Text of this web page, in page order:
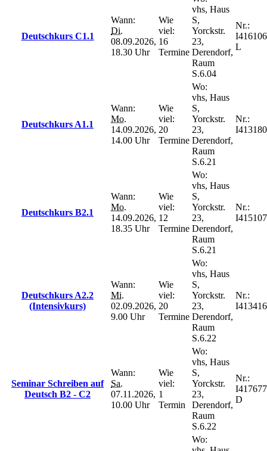
Deutschkurs C1.1
Wann:
Di.
08.09.2026,
18.30 Uhr
Wie
viel:
16
Termine
vhs, Haus
S,
Yorckstr.
23,
Derendorf,
Raum
S.6.04
Nr.:
L
Deutschkurs A1.1
Wann:
Mo.
14.09.2026,
14.00 Uhr
Wie
viel:
20
Termine
Wo:
vhs, Haus
S,
Yorckstr.
23,
Derendorf,
Raum
S.6.21
Nr.:
I413180
Deutschkurs B2.1
Wann:
Mo.
14.09.2026,
18.35 Uhr
Wie
viel:
12
Termine
Wo:
vhs, Haus
S,
Yorckstr.
23,
Derendorf,
Raum
S.6.21
Nr.:
I415107
Deutschkurs A2.2
(Intensivkurs)
Wann:
Mi.
02.09.2026,
9.00 Uhr
Wie
viel:
20
Termine
Wo:
vhs, Haus
S,
Yorckstr.
23,
Derendorf,
Raum
S.6.22
Nr.:
I413416
Seminar Schreiben auf
Deutsch B2 - C2
Wann:
Sa.
07.11.2026,
10.00 Uhr
Wie
viel:
1
Termin
Wo:
vhs, Haus
S,
Yorckstr.
23,
Derendorf,
Raum
S.6.22
Nr.:
D
Wo: